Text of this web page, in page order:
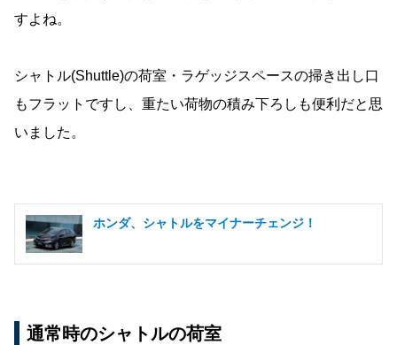
すよね。
シャトル(Shuttle)の荷室・ラゲッジスペースの掃き出し口
もフラットですし、重たい荷物の積み下ろしも便利だと思
いました。
ホンダ、シャトルをマイナーチェンジ！
通常時のシャトルの荷室